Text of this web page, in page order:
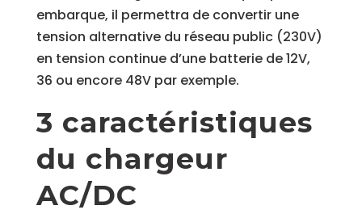
embarque, il permettra de convertir une
tension alternative du réseau public (230V)
en tension continue d’une batterie de 12V,
36 ou encore 48V par exemple.
3 caractéristiques
du chargeur
AC/DC